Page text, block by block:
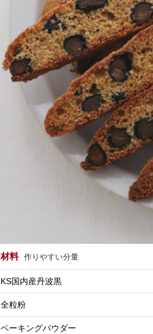
材料 作りやすい分量
KS国内産丹波黒
全粒粉
ベーキングパウダー